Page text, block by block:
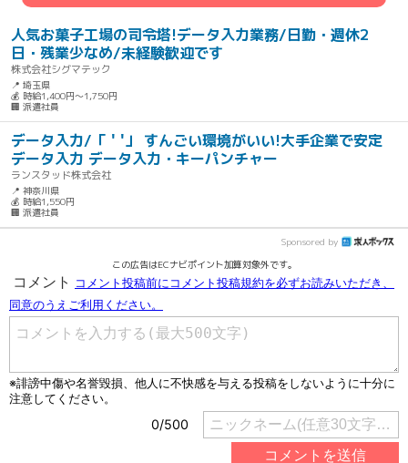
人気お菓子工場の司令塔!データ入力業務/日勤・週休2
日・残業少なめ/未経験歓迎です
株式会社シグマテック
📍 埼玉県
💰 時給1,400円～1,750円
🏢 派遣社員
データ入力/「 ' '」 すんごい環境がいい!大手企業で安定
データ入力 データ入力・キーパンチャー
ランスタッド株式会社
📍 神奈川県
💰 時給1,550円
🏢 派遣社員
Sponsored by
この広告はECナビポイント加算対象外です。